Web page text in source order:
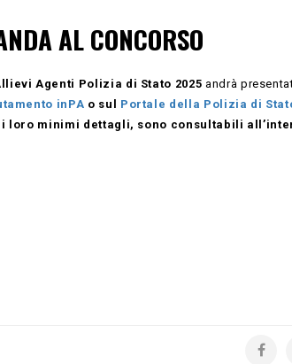
AL CONCORSO
Agenti Polizia di Stato 2025 andrà
inPA o sul Portale della Polizia di
loro minimi dettagli, sono consultabili